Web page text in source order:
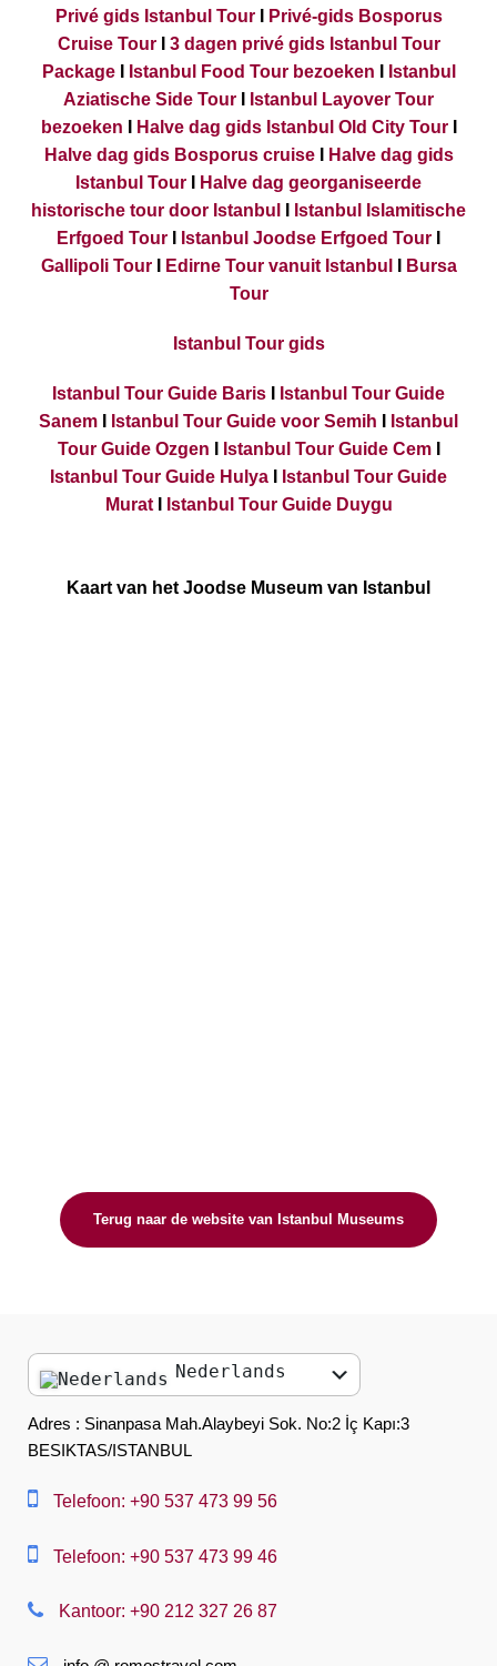
Privé gids Istanbul TourI
Privé-gids Bosporus
Cruise TourI 3 dagen privé gids Istanbul Tour
PackageI Istanbul Food Tour bezoeken
Istanbul
Aziatische Side Tour
Istanbul Layover Tour
bezoeken
Halve dag gids Istanbul Old City TourI
Halve dag gids Bosporus cruiseI
Halve dag gids
Istanbul Tour
Halve dag georganiseerde
historische tour door Istanbul
Istanbul Islamitische
Erfgoed Tour
Istanbul Joodse Erfgoed Tour
Gallipoli TourI Edirne Tour vanuit Istanbul
Bursa
Tour
Istanbul Tour gids
Istanbul Tour Guide Baris
Istanbul Tour Guide
Sanem
Istanbul Tour Guide voor Semih
Istanbul
Tour Guide Ozgen
Istanbul Tour Guide CemI
Istanbul Tour Guide Hulya
Istanbul Tour Guide
MuratI Istanbul Tour Guide Duygu
Kaart van het Joodse Museum van Istanbul
Terug naar de website van Istanbul Museums
Nederlands
English
العربية
中文
Adres : Sinanpasa Mah.Alaybeyi Sok. No:2 İç Kapı:3
BESIKTAS/ISTANBUL
Telefoon: +90 537 473 99 56
Telefoon: +90 537 473 99 46
Kantoor: +90 212 327 26 87